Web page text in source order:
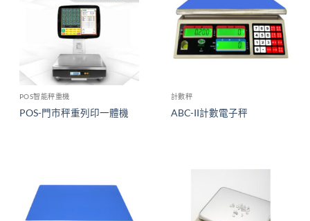
POS智能秤重機
POS-門市秤重列印一體機
計數秤
ABC-II計數電子秤